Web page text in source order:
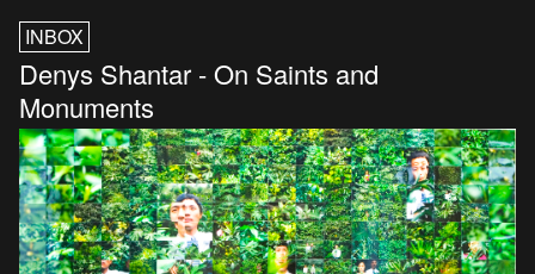
INBOX
Denys Shantar - On Saints and
Monuments